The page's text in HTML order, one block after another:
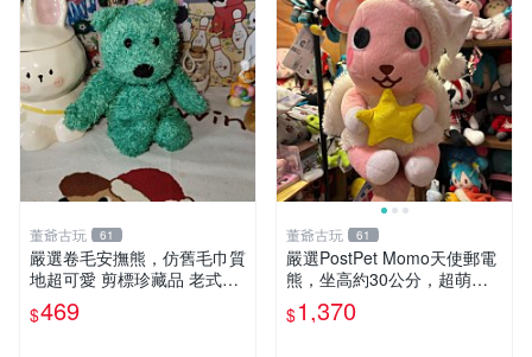
董爺古玩 61
嚴選卷毛安撫熊，仿舊毛巾質
地超可愛 剪標珍藏品 老式毛
巾質地 安撫熊 款式
$469
董爺古玩 61
嚴選PostPet Momo天使郵電
熊，坐高約30公分，超萌可
愛收藏首選 天使郵電熊 Mom
o熊 玩具
$1,370